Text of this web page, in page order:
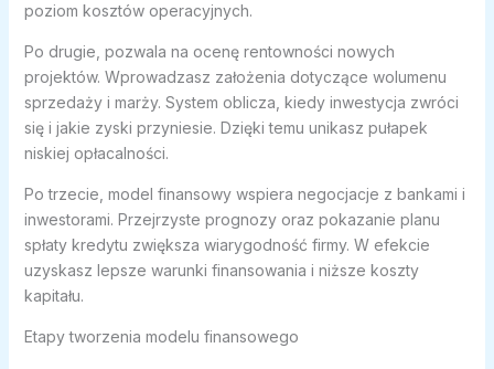
poziom kosztów operacyjnych.
Po drugie, pozwala na ocenę rentowności nowych
projektów. Wprowadzasz założenia dotyczące wolumenu
sprzedaży i marży. System oblicza, kiedy inwestycja zwróci
się i jakie zyski przyniesie. Dzięki temu unikasz pułapek
niskiej opłacalności.
Po trzecie, model finansowy wspiera negocjacje z bankami i
inwestorami. Przejrzyste prognozy oraz pokazanie planu
spłaty kredytu zwiększa wiarygodność firmy. W efekcie
uzyskasz lepsze warunki finansowania i niższe koszty
kapitału.
Etapy tworzenia modelu finansowego